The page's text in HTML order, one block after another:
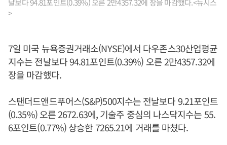
날보다 94.81포인트(0.39%) 오른 2만4357.32에 장을 마감했다.<뉴시스
>
7일 미국 뉴욕증권거래소(NYSE)에서 다우존스30산업평균
지수는 전날보다 94.81포인트(0.39%) 오른 2만4357.32에
장을 마감했다.
스탠더드앤드푸어스(S&P)500지수는 전날보다 9.21포인트
(0.35%) 오른 2672.63에, 기술주 중심의 나스닥지수는 55.
6포인트(0.77%) 상승한 7265.21에 거래를 마쳤다.